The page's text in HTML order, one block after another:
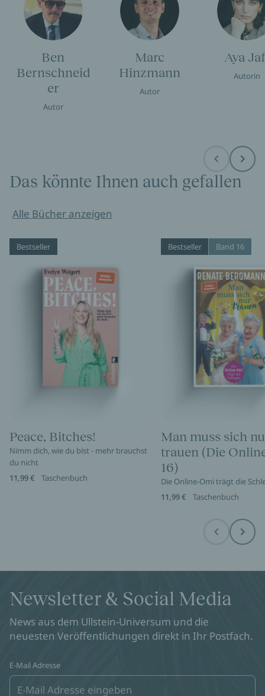
Ben
Bernschneid
er
Autor
Marc
Hinzmann
Autor
Aya
Autorin
Before Next
Das könnte Ihnen auch gefallen
Alle Bücher anzeigen
Bestseller
Peace, Bitches!
Nimm dich, wie du bist - mehr brauchst
du nicht
11,99 €
Taschenbuch
Bestseller Band 16
Man muss sich
trauen (Die
16)
Die Online-Omi trägt die
11,99 €
Taschenbuch
Before Next
Newsletter & Social Media
News aus dem Ullstein-Universum und die
neuesten Veröffentlichungen direkt in Ihr Postfach.
E-Mail Adresse